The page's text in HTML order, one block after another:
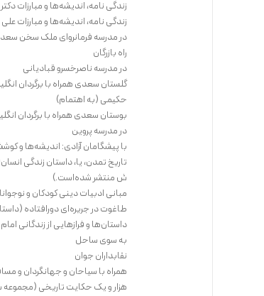
زندگی نامه، اندیشه‌ها و مبارزات
زندگی نامه، اندیشه‌ها و مبارزات
در مدرسه فرمانروای ملک سخن
راه بازرگان
در مدرسه ناصرخسرو قبادیانی
گلستان سعدی همراه با برگردان
حکیمی (به اهتمام)
بوستان سعدی همراه با برگردان
در مدرسه پروین
با پیشگامان آزادی: اندیشه‌ها و
ش منتشر شده‌است.)
مبانی ادبیات دینی کودکان و
طاغوت در جریره‌ای دورافتاده
داستان‌ها و فرازهایی از زندگانی
به سوی ساحل
نقابداران جوان
همراه با سیاحان و جهانگردان و
هزار و یک حکایت تاریخی